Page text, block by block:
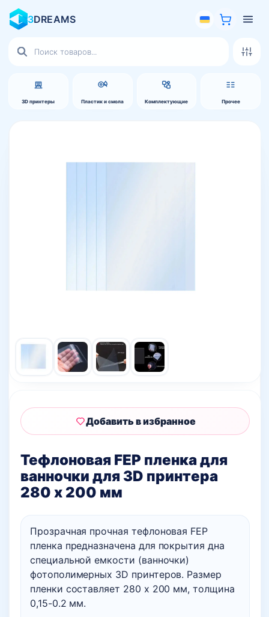
3DREAMS
3D принтеры Пластик и смола Комплектующие Прочее
товаров
Тефлоновая FEP пленка для
ванночки для 3D принтера
280 х 200 мм
Прозрачная прочная тефлоновая FEP
пленка предназначена для покрытия дна
специальной емкости (ванночки)
фотополимерных 3D принтеров. Размер
пленки составляет 280 х 200 мм, толщина
0,15-0.2 мм.
Добавить в избранное